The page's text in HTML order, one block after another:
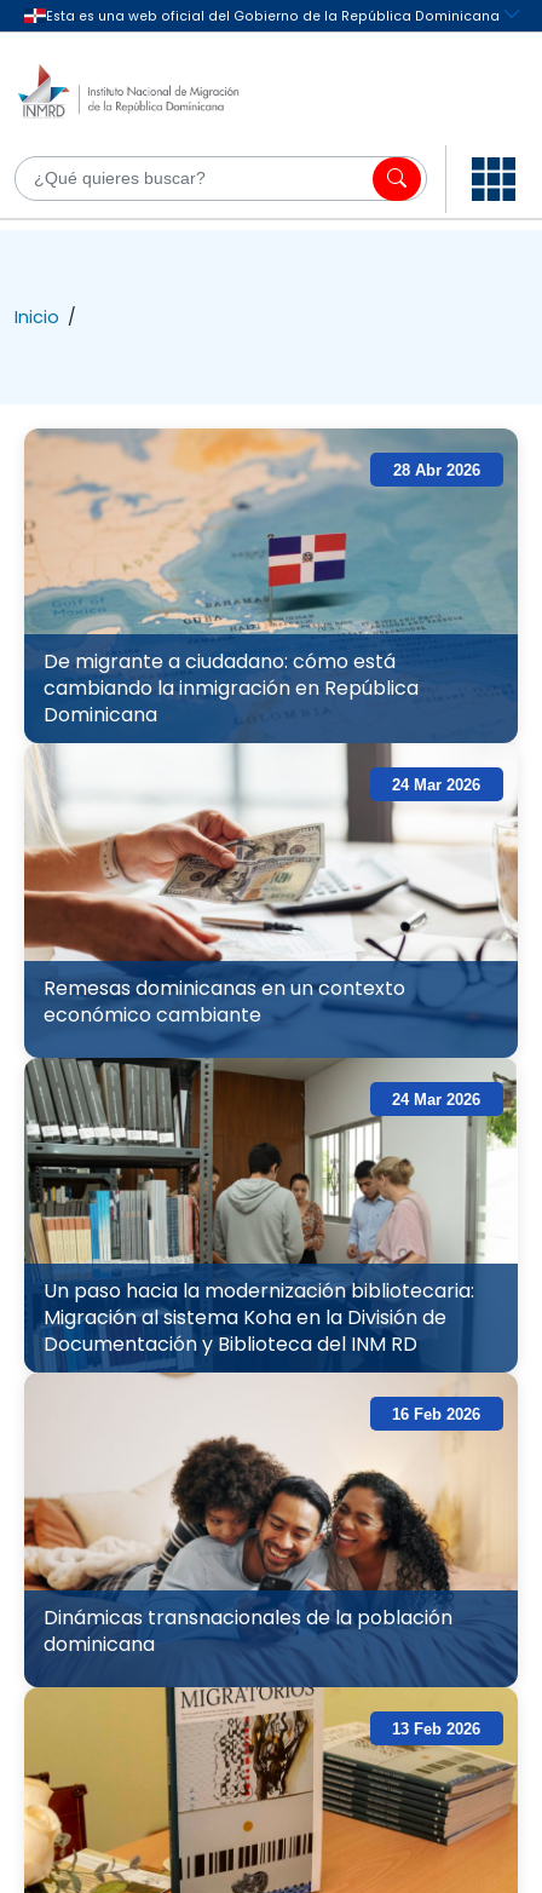
Inicio /
28 Abr 2026
De migrante a ciudadano: cómo está
cambiando la inmigración en República
Dominicana
24 Mar 2026
Remesas dominicanas en un contexto
económico cambiante
24 Mar 2026
Un paso hacia la modernización bibliotecaria:
Migración al sistema Koha en la División de
Documentación y Biblioteca del INM RD
16 Feb 2026
Dinámicas transnacionales de la población
dominicana
13 Feb 2026